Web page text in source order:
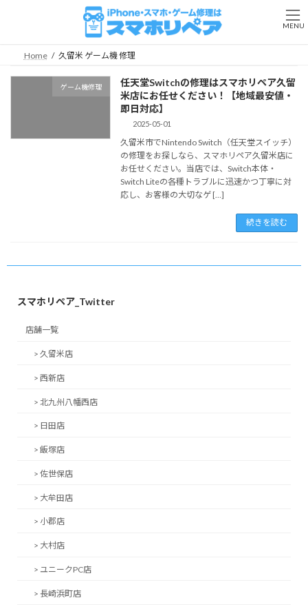
Home 久留米 ゲーム機 修理
ゲーム機修理
任天堂Switchの修理はスマホリペア久留
米店にお任せください！【地域最安値・
即日対応】
2025-05-01
久留米市でNintendo Switch（任天堂スイッチ）
の修理をお探しなら、スマホリペア久留米店に
お任せください。当店では、Switch本体・
Switch Liteの各種トラブルに迅速かつ丁寧に対
応し、お客様の大切なゲ […]
続きを読む
スマホリペア_Twitter
店舗一覧
> 久留米店
> 西新店
> 北九州八幡西店
> 日田店
> 飯塚店
> 佐世保店
> 大牟田店
> 小郡店
> 大村店
> ユニークPC店
> 長崎浜町店
MENU